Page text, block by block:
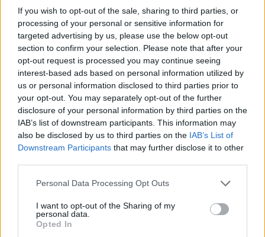
If you wish to opt-out of the sale, sharing to third parties, or
processing of your personal or sensitive information for
targeted advertising by us, please use the below opt-out
section to confirm your selection. Please note that after your
opt-out request is processed you may continue seeing
interest-based ads based on personal information utilized by
us or personal information disclosed to third parties prior to
your opt-out. You may separately opt-out of the further
disclosure of your personal information by third parties on the
IAB’s list of downstream participants. This information may
also be disclosed by us to third parties on the IAB’s List of
Downstream Participants that may further disclose it to other
Please note that this website/app uses one or more Google
not limited to your visit or usage behaviour. You may click to
grant or deny consent to Google and its third-party tags to
use your data for below specified purposes in below Google
Personal Data Processing Opt Outs
I want to opt-out of the Sharing of my
personal data.
Opted In